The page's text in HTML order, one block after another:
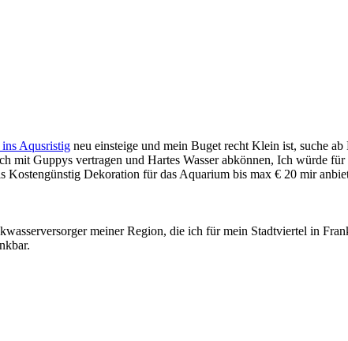
ins Aqusristig neu einsteige und mein Buget recht Klein ist, suche
mit Guppys vertragen und Hartes Wasser abkönnen, Ich würde
Dekoration für das Aquarium bis max € 20 mir
meiner Region, die ich für mein Stadtviertel in